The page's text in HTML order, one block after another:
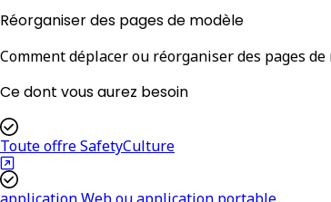
Réorganiser des pages de modèle
Comment déplacer ou réorganiser des pages
Ce dont vous aurez besoin
Toute offre SafetyCulture